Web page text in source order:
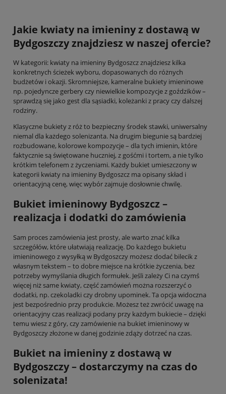
Jakie kwiaty na imieniny z dostawą w
Bydgoszczy znajdziesz w naszej ofercie?
W kategorii: kwiaty na imieniny Bydgoszcz znajdziesz kilka
konkretnych ścieżek wyboru, dopasowanych do różnych
budżetów i okazji. Skromniejsze, kameralne bukiety imieninowe
np. pojedyncze gerbery czy niewielkie kompozycje z goździków –
sprawdzą się jako gest dla sąsiadki, koleżanki z pracy czy dalszej
rodziny.
Klasyczne bukiety z róż to bezpieczny środek stawki, uniwersalny
niemal dla każdego solenizanta. Na drugim biegunie są bardziej
rozbudowane, kolorowe kompozycje – dla tych imienin, które
faktycznie są świętowane huczniej, z gośćmi i tortem, a nie tylko
krótkim telefonem z życzeniami. Każdy bukiet umieszczony w
kategorii kwiaty na imieniny Bydgoszcz ma opisany skład i
orientacyjną cenę, więc wybór zajmuje dosłownie chwilę.
Bukiet imieninowy Bydgoszcz –
realizacja i dodatki do zamówienia
Sam proces zamówienia jest prosty, ale warto znać kilka
szczegółów, które ułatwiają realizację. Do każdego bukietu
imieninowego z wysyłką w Bydgoszczy możesz dodać bilecik z
własnym tekstem – to dobre miejsce na krótkie życzenia, bez
potrzeby wymyślania długich formułek. Jeśli zależy Ci na czymś
więcej niż same kwiaty, część zamówień można rozszerzyć o
dodatki, np. czekoladki czy drobny upominek. Ta opcja widoczna
jest bezpośrednio przy produkcie. Możesz też zwrócić uwagę na
orientacyjny czas realizacji podany przy każdym bukiecie – dzięki
temu wiesz z góry, czy zamówienie na bukiet imieninowy w
Bydgoszczy złożone w danej godzinie zdąży dotrzeć na czas.
Bukiet na imieniny z dostawą w
Bydgoszczy – dostarczymy na czas do
solenizata!